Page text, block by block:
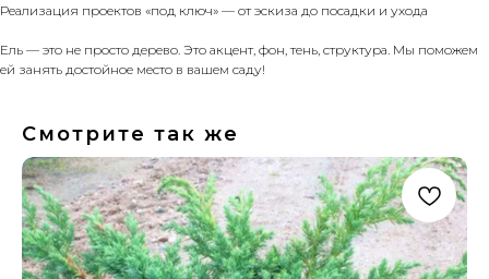
Реализация проектов «под ключ» — от эскиза до посадки и ухода
Ель — это не просто дерево. Это акцент, фон, тень, структура. Мы поможем
ей занять достойное место в вашем саду!
Смотрите так же